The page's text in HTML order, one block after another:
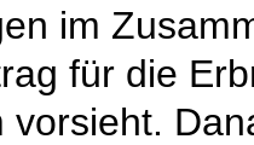
im
für die
vorsieht.